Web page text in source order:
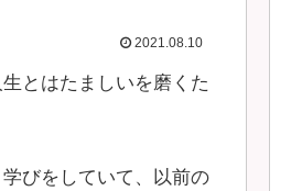
2021.08.10
とはたましいを磨くた
びをしていて、以前の